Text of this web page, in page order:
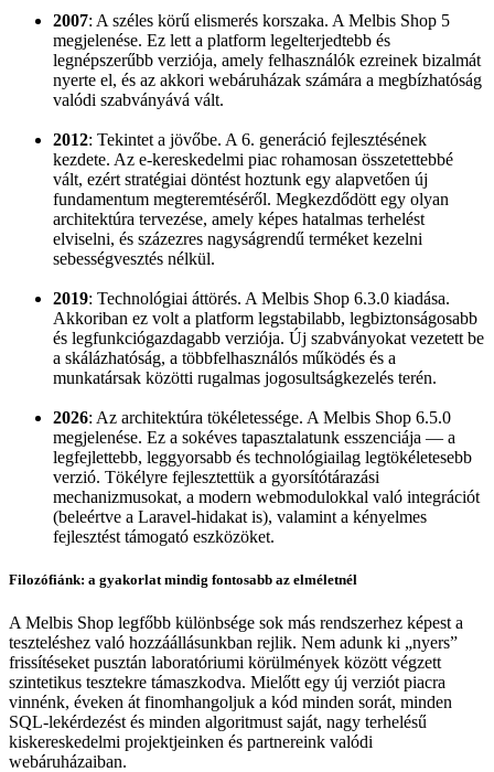
2007: A széles körű elismerés korszaka. A Melbis Shop 5
megjelenése. Ez lett a platform legelterjedtebb és
legnépszerűbb verziója, amely felhasználók ezreinek bizalmát
nyerte el, és az akkori webáruházak számára a megbízhatóság
valódi szabványává vált.
2012: Tekintet a jövőbe. A 6. generáció fejlesztésének
kezdete. Az e-kereskedelmi piac rohamosan összetettebbé
vált, ezért stratégiai döntést hoztunk egy alapvetően új
fundamentum megteremtéséről. Megkezdődött egy olyan
architektúra tervezése, amely képes hatalmas terhelést
elviselni, és százezres nagyságrendű terméket kezelni
sebességvesztés nélkül.
2019: Technológiai áttörés. A Melbis Shop 6.3.0 kiadása.
Akkoriban ez volt a platform legstabilabb, legbiztonságosabb
és legfunkciógazdagabb verziója. Új szabványokat vezetett be
a skálázhatóság, a többfelhasználós működés és a
munkatársak közötti rugalmas jogosultságkezelés terén.
2026: Az architektúra tökéletessége. A Melbis Shop 6.5.0
megjelenése. Ez a sokéves tapasztalatunk esszenciája — a
legfejlettebb, leggyorsabb és technológiailag legtökéletesebb
verzió. Tökélyre fejlesztettük a gyorsítótárazási
mechanizmusokat, a modern webmodulokkal való integrációt
(beleértve a Laravel-hidakat is), valamint a kényelmes
fejlesztést támogató eszközöket.
Filozófiánk: a gyakorlat mindig fontosabb az elméletnél
A Melbis Shop legfőbb különbsége sok más rendszerhez képest a
teszteléshez való hozzáállásunkban rejlik. Nem adunk ki „nyers”
frissítéseket pusztán laboratóriumi körülmények között végzett
szintetikus tesztekre támaszkodva. Mielőtt egy új verziót piacra
vinnénk, éveken át finomhangoljuk a kód minden sorát, minden
SQL-lekérdezést és minden algoritmust saját, nagy terhelésű
kiskereskedelmi projektjeinken és partnereink valódi
webáruházaiban.